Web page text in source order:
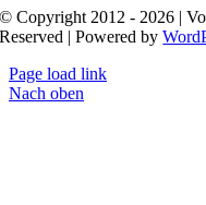
© Copyright 2012 - 2026 |
Reserved | Powered by
Page load link
Nach oben